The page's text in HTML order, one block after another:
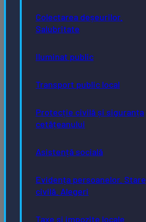
Colectarea deșeurilor.
Salubritate
Iluminat public
Transport public local
Protecție civilă și siguranța
cetățeanului
Asistență socială
Evidența persoanelor. Stare
civilă. Alegeri
Taxe și impozite locale